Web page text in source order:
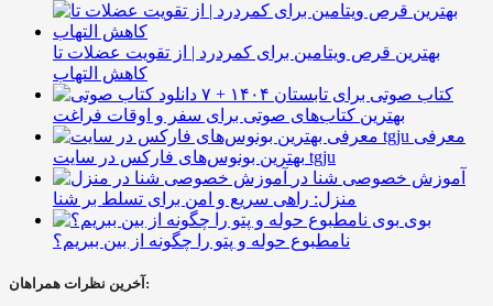
بهترین قرص ویتامین برای کمردرد | از تقویت عضلات تا
کاهش التهاب
۷ کتاب صوتی برای تابستان ۱۴۰۴ +
بهترین کتاب‌های صوتی برای سفر و اوقات فراغت
معرفی
بهترین بونوس‌های فارکس در سایت tgju
آموزش خصوصی شنا در
منزل: راهی سریع و امن برای تسلط بر شنا
بوی
نامطبوع حوله و پتو را چگونه از بین ببریم؟
آخرین نظرات همراهان: